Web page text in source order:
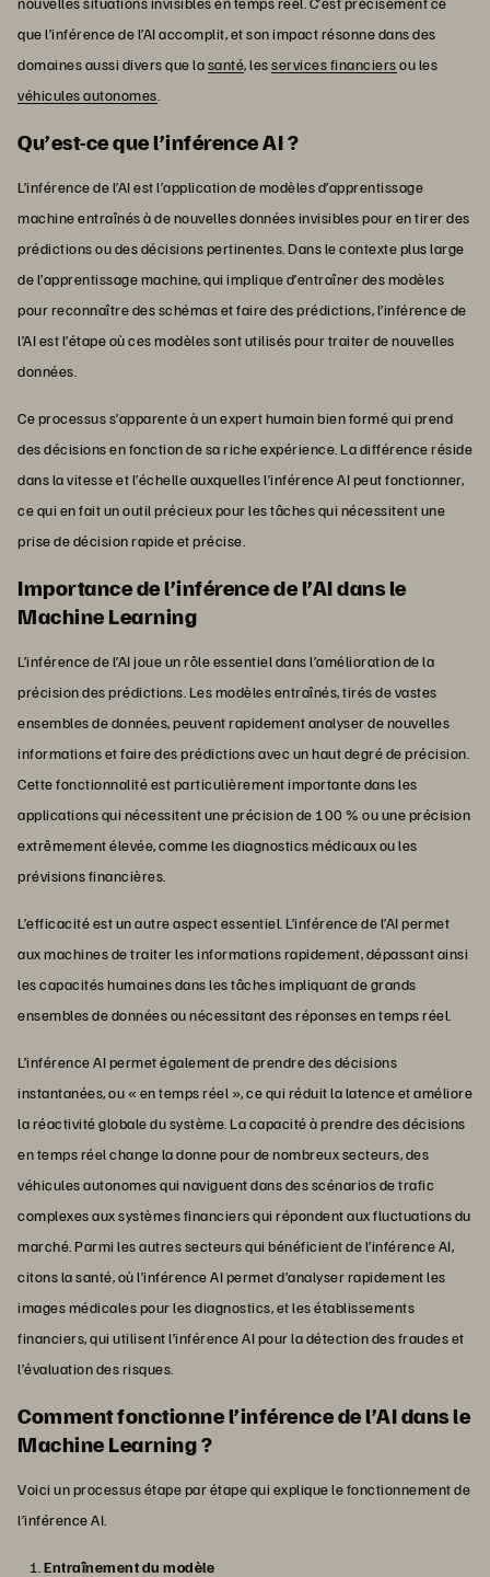
que l’inférence de l’AI accomplit, et son impact résonne dans des
domaines aussi divers que lasanté, lesservices financiersou les
véhicules autonomes
Qu’est-ce que l’inférence AI ?
L’inférence de l’AI est l’application de modèles d’apprentissage
machine entraînés à de nouvelles données invisibles pour en tirer des
prédictions ou des décisions pertinentes. Dans le contexte plus large
de l’apprentissage machine, qui implique d’entraîner des modèles
pour reconnaître des schémas et faire des prédictions, l’inférence de
l’AI est l’étape où ces modèles sont utilisés pour traiter de nouvelles
données.
Ce processus s’apparente à un expert humain bien formé qui prend
des décisions en fonction de sa riche expérience. La différence réside
dans la vitesse et l’échelle auxquelles l’inférence AI peut fonctionner,
ce qui en fait un outil précieux pour les tâches qui nécessitent une
prise de décision rapide et précise.
Importance de l’inférence de l’AI dans le
Machine Learning
L’inférence de l’AI joue un rôle essentiel dans l’amélioration de la
précision des prédictions. Les modèles entraînés, tirés de vastes
ensembles de données, peuvent rapidement analyser de nouvelles
informations et faire des prédictions avec un haut degré de précision.
Cette fonctionnalité est particulièrement importante dans les
applications qui nécessitent une précision de 100 % ou une précision
extrêmement élevée, comme les diagnostics médicaux ou les
prévisions financières.
L’efficacité est un autre aspect essentiel. L’inférence de l’AI permet
aux machines de traiter les informations rapidement, dépassant ainsi
les capacités humaines dans les tâches impliquant de grands
ensembles de données ou nécessitant des réponses en temps réel.
L’inférence AI permet également de prendre des décisions
instantanées, ou « en temps réel », ce qui réduit la latence et améliore
la réactivité globale du système. La capacité à prendre des décisions
en temps réel change la donne pour de nombreux secteurs, des
véhicules autonomes qui naviguent dans des scénarios de trafic
complexes aux systèmes financiers qui répondent aux fluctuations du
marché. Parmi les autres secteurs qui bénéficient de l’inférence AI,
citons la santé, où l’inférence AI permet d’analyser rapidement les
images médicales pour les diagnostics, et les établissements
financiers, qui utilisent l’inférence AI pour la détection des fraudes et
l’évaluation des risques.
Comment fonctionne l’inférence de l’AI dans le
Machine Learning ?
Voici un processus étape par étape qui explique le fonctionnement de
l’inférence AI.
Entraînement du modèle